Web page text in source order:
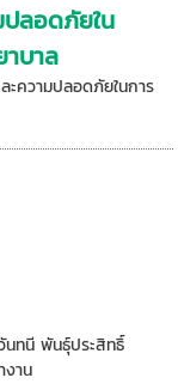
ลอดภัยใน
บาล
ะความปลอดภัยในการ
นทนี พันธุ์ประสิทธิ์
งาน